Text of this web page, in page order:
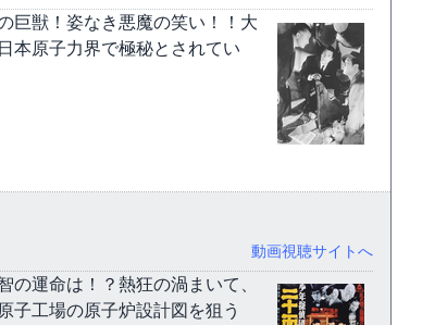
巨獣！姿なき悪魔の笑い！！大
本原子力界で極秘とされてい
動画視聴サイトへ
運命は！？熱狂の渦まいて、
子工場の原子炉設計図を狙う